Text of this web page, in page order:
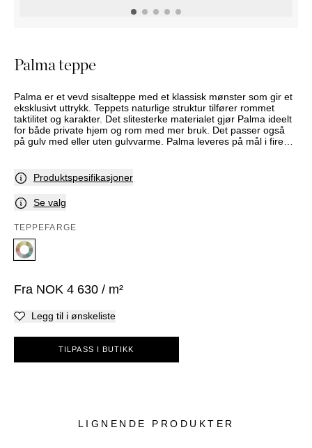
Palma teppe
Palma er et vevd sisalteppe med et klassisk mønster som gir et
eksklusivt uttrykk. Teppets naturlige struktur tilfører rommet
taktilitet og karakter. Det slitesterke materialet gjør Palma ideelt
for både private hjem og rom med mer bruk. Det passer også
på gulv med eller uten gulvvarme. Palma leveres på mål i fire
Produktspesifikasjoner
Se valg
TEPPEFARGE
Fra NOK 4 630 / m²
Legg til i ønskeliste
TILPASS I BUTIKK
LIGNENDE PRODUKTER